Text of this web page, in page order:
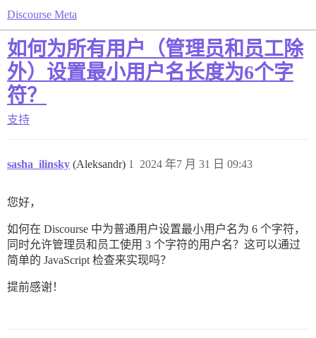
Discourse Meta
如何为所有用户（管理员和员工除
外）设置最小用户名长度为6个字
符？
支持
sasha_ilinsky (Aleksandr) 2024 年7 月 31 日 09:43
1
您好，
如何在 Discourse 中为普通用户设置最小用户名为 6 个字符，
同时允许管理员和员工使用 3 个字符的用户名？这可以通过
简单的 JavaScript 检查来实现吗？
提前感谢！